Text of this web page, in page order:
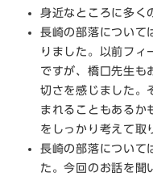
身近なところに多く
長崎の部落について
りました。以前フィ
ですが、橋口先生も
切さを感じました。
まれることもあるか
をしっかり考えて取
長崎の部落について
た。今回のお話を聞